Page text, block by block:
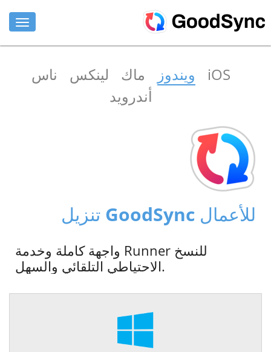
ويندوز ماك لينكس ناس
iOS
أندرويد
تنزيل GoodSync للأعمال
واجهة كاملة وخدمة Runner للنسخ
الاحتياطي التلقائي والسهل.